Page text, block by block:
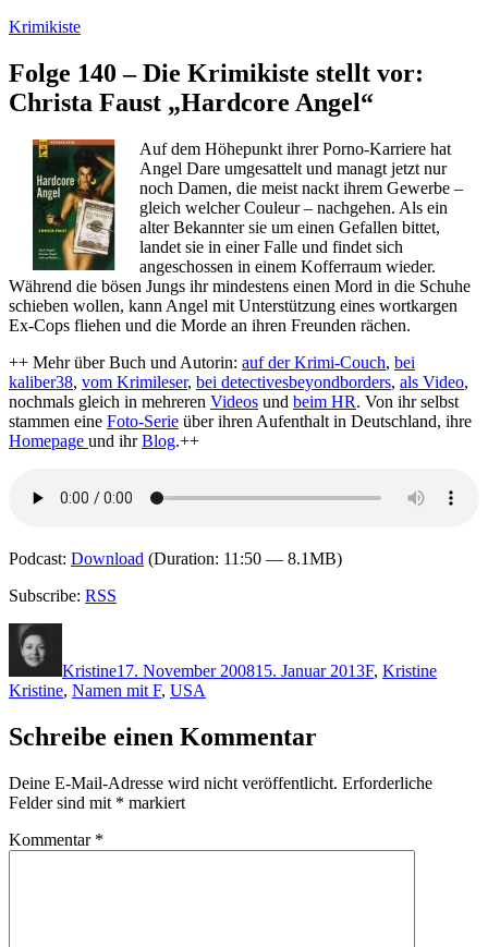
Zum
springen
Krimikiste
Folge 140 – Die Krimikiste stellt vor:
Christa Faust „Hardcore Angel“
Auf dem Höhepunkt ihrer Porno-Karriere hat
Angel Dare umgesattelt und managt jetzt nur
noch Damen, die meist nackt ihrem Gewerbe –
gleich welcher Couleur – nachgehen. Als ein
alter Bekannter sie um einen Gefallen bittet,
landet sie in einer Falle und findet sich
angeschossen in einem Kofferraum wieder.
Während die bösen Jungs ihr mindestens einen Mord in die Schuhe
schieben wollen, kann Angel mit Unterstützung eines wortkargen
Ex-Cops fliehen und die Morde an ihren Freunden rächen.
++ Mehr über Buch und Autorin: auf der Krimi-Couch, bei
kaliber38, vom Krimileser, bei detectivesbeyondborders, als Video,
nochmals gleich in mehreren Videos und beim HR. Von ihr selbst
stammen eine Foto-Serie über ihren Aufenthalt in Deutschland, ihre
Homepage und ihrBlog.++
Podcast: Download (Duration: 11:50 — 8.1MB)
Subscribe: RSS
Kristine17. November 200815. Januar 2013F, Kristine
Kristine, Namen mit F, USA
Schreibe einen Kommentar
Deine E-Mail-Adresse wird nicht veröffentlicht. Erforderliche
Felder sind mit * markiert
Kommentar *